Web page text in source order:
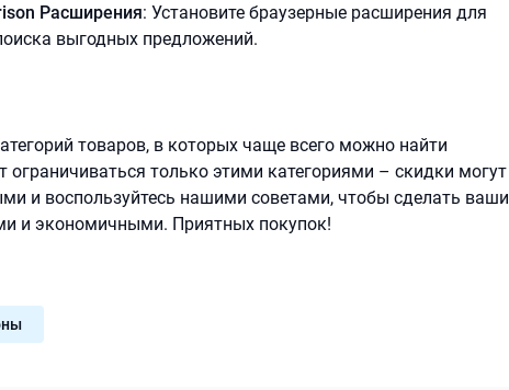
Расширения: Установите браузерные расширения для
выгодных предложений.
товаров, в которых чаще всего можно найти
ограничиваться только этими категориями – скидки могут
и воспользуйтесь нашими советами, чтобы сделать ваши
и экономичными. Приятных покупок!